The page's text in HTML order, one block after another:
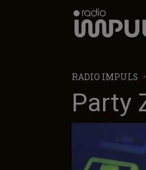
Radio Impuls
RADIO IMPULS
Party